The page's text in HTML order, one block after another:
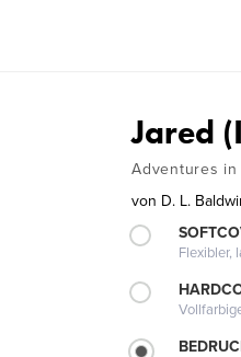
Jared
Adventures in
von D. L.
Flexibler,